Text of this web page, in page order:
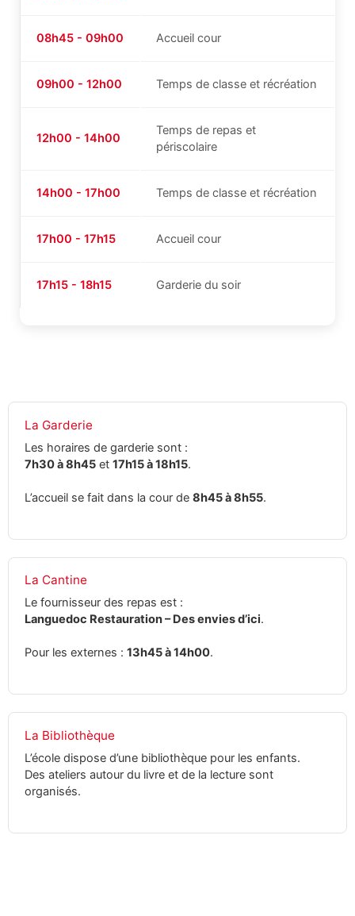
08h45 - 09h00 Accueil cour
09h00 - 12h00 Temps de classe et récréation
12h00 - 14h00
Temps de repas et
périscolaire
14h00 - 17h00 Temps de classe et récréation
17h00 - 17h15 Accueil cour
17h15 - 18h15 Garderie du soir
La Garderie
Les horaires de garderie sont :
7h30 à 8h45 et17h15 à 18h15.
L’accueil se fait dans la cour de8h45 à 8h55.
La Cantine
Le fournisseur des repas est :
Languedoc Restauration – Des envies d’ici.
Pour les externes :13h45 à 14h00.
La Bibliothèque
L’école dispose d’une bibliothèque pour les enfants.
Des ateliers autour du livre et de la lecture sont
organisés.